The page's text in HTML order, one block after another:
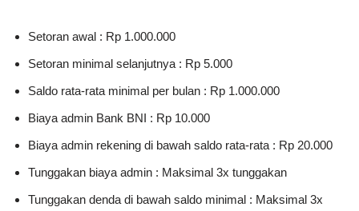
Setoran awal : Rp 1.000.000
Setoran minimal selanjutnya : Rp 5.000
Saldo rata-rata minimal per bulan : Rp 1.000.000
Biaya admin Bank BNI : Rp 10.000
Biaya admin rekening di bawah saldo rata-rata : Rp 20.000
Tunggakan biaya admin : Maksimal 3x tunggakan
Tunggakan denda di bawah saldo minimal : Maksimal 3x